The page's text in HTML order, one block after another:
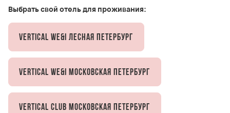
Выбрать свой отель для проживания:
Vertical We&I Лесная Петербург
Vertical We&I Московская Петербург
Vertical Club Московская Петербург